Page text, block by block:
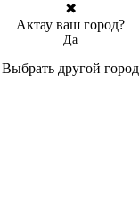
✖
Актау ваш город?
Да
Выбрать другой город